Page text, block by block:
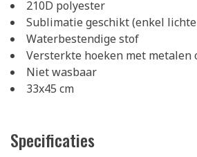
210D polyester
Sublimatie geschikt (enkel
Waterbestendige stof
Versterkte hoeken met metalen
Niet wasbaar
33x45 cm
Specificaties